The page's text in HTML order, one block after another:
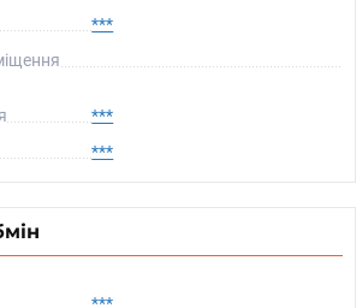
***
***
***
***